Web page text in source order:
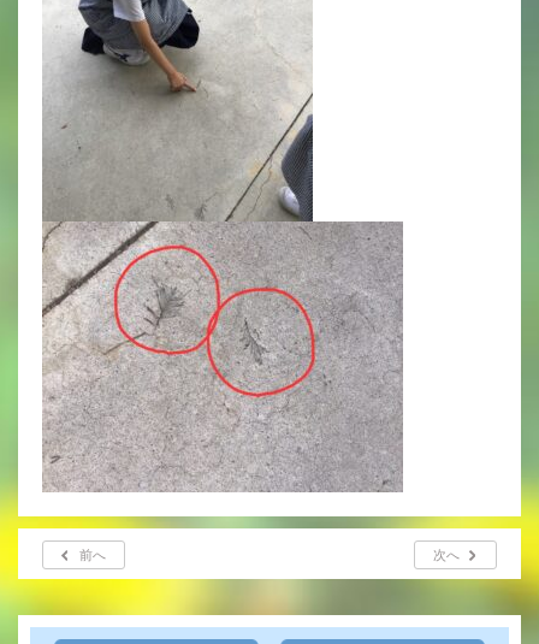
前へ 次へ
年間行事
行事紹介
校外学習・宿泊行事
新入生募集要項
入学金・学費
優遇制度
転編入試験について